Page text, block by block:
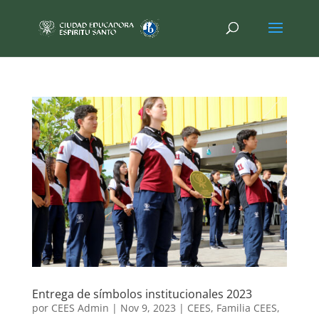
Entrega de símbolos institucionales 2023
por CEES Admin | Nov 9, 2023 | CEES, Familia CEES,